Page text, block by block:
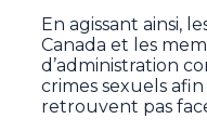
En agissant ainsi,
Canada et les
d’administration
crimes sexuels
retrouvent pas